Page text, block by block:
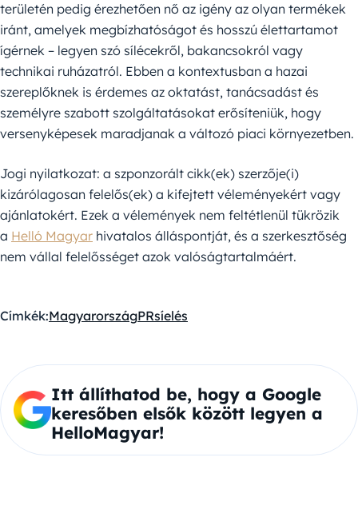
területén pedig érezhetően nő az igény az olyan termékek
iránt, amelyek megbízhatóságot és hosszú élettartamot
ígérnek – legyen szó sílécekről, bakancsokról vagy
technikai ruházatról. Ebben a kontextusban a hazai
szereplőknek is érdemes az oktatást, tanácsadást és
személyre szabott szolgáltatásokat erősíteniük, hogy
versenyképesek maradjanak a változó piaci környezetben.
Jogi nyilatkozat: a szponzorált cikk(ek) szerzője(i)
kizárólagosan felelős(ek) a kifejtett véleményekért vagy
ajánlatokért. Ezek a vélemények nem feltétlenül tükrözik
a Helló Magyar hivatalos álláspontját, és a szerkesztőség
nem vállal felelősséget azok valóságtartalmáért.
Címkék:MagyarországPRsíelés
Itt állíthatod be, hogy a Google
keresőben elsők között legyen a
HelloMagyar!